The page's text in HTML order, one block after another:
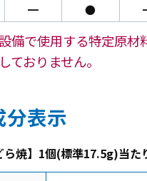
━ ●
備で使用する特定原材
ておりません。
分表示
ら焼】1個(標準17.5g)当た